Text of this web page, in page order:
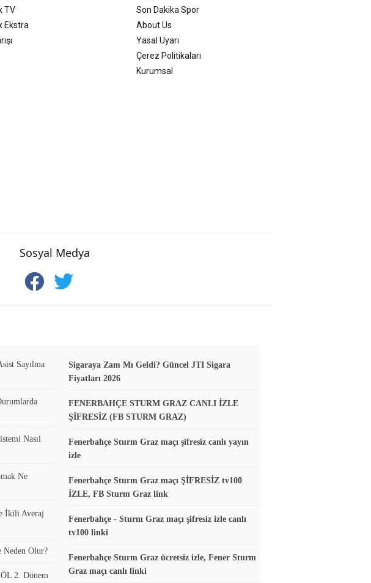
TV
Ekstra
Son Dakika Spor
About Us
Yasal Uyarı
Çerez Politikaları
Kurumsal
Sosyal Medya
Sayılma
Nasıl
Ne
İkili Averaj
Neden Olur?
2. Dönem
Sigaraya Zam Mı Geldi? Güncel JTI Sigara
Fiyatları 2026
FENERBAHÇE STURM GRAZ CANLI İZLE
ŞİFRESİZ (FB STURM GRAZ)
Fenerbahçe Sturm Graz maçı şifresiz canlı yayın
izle
Fenerbahçe Sturm Graz maçı ŞİFRESİZ tv100
İZLE, FB Sturm Graz link
Fenerbahçe - Sturm Graz maçı şifresiz izle canlı
tv100 linki
Fenerbahçe Sturm Graz ücretsiz izle, Fener Sturm
Graz maçı canlı linki